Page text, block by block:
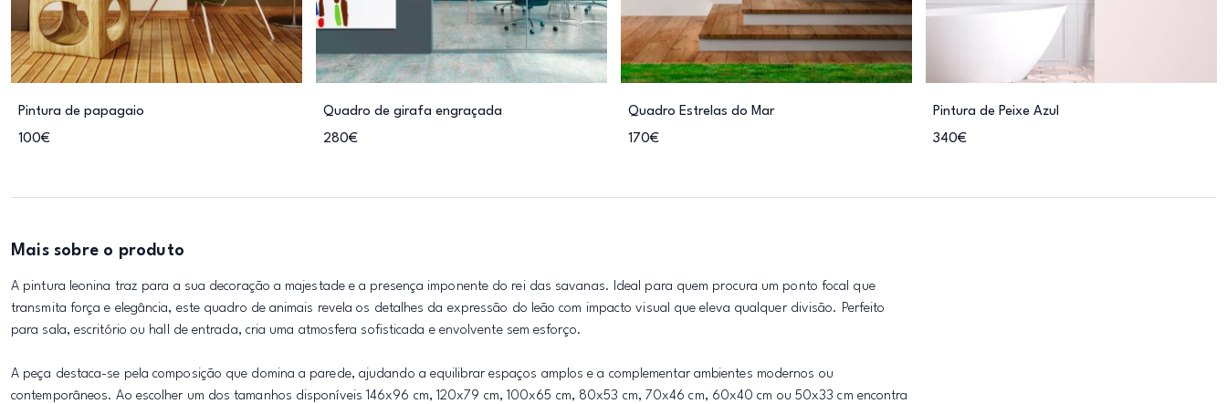
Pintura de papagaio
100€
Quadro de girafa engraçada
280€
Quadro Estrelas do Mar
170€
Pintura de Peixe Azul
340€
Mais sobre o produto
A pintura leonina traz para a sua decoração a majestade e a presença imponente do rei das savanas. Ideal para quem procura um ponto focal que
transmita força e elegância, este quadro de animais revela os detalhes da expressão do leão com impacto visual que eleva qualquer divisão. Perfeito
para sala, escritório ou hall de entrada, cria uma atmosfera sofisticada e envolvente sem esforço.
A peça destaca-se pela composição que domina a parede, ajudando a equilibrar espaços amplos e a complementar ambientes modernos ou
contemporâneos. Ao escolher um dos tamanhos disponíveis 146x96 cm, 120x79 cm, 100x65 cm, 80x53 cm, 70x46 cm, 60x40 cm ou 50x33 cm encontra